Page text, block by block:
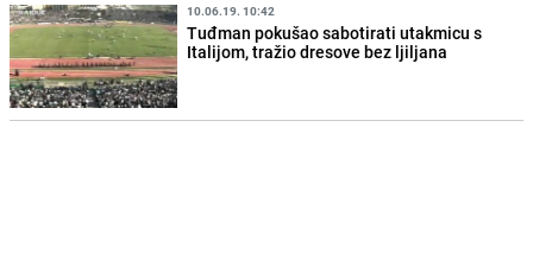
10.06.19. 10:42
Tuđman pokušao sabotirati utakmicu s
Italijom, tražio dresove bez ljiljana